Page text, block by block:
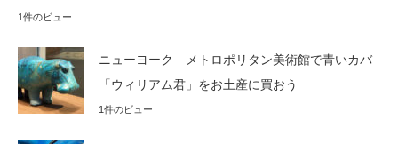
1件のビュー
ニューヨーク メトロポリタン美術館で青いカバ
「ウィリアム君」をお土産に買おう
1件のビュー